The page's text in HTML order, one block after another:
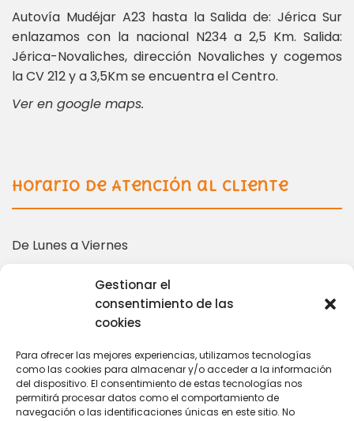
Gestionar el
consentimiento de las
cookies
Para ofrecer las mejores experiencias, utilizamos tecnologías
como las cookies para almacenar y/o acceder a la información
del dispositivo. El consentimiento de estas tecnologías nos
permitirá procesar datos como el comportamiento de
navegación o las identificaciones únicas en este sitio. No
Autovía Mudéjar A23 hasta la Salida de: Jérica Sur
enlazamos con la nacional N234 a 2,5 Km. Salida:
Jérica-Novaliches, dirección Novaliches y cogemos
la CV 212 y a 3,5Km se encuentra el Centro.
Ver en google maps.
Horario de Atención al Cliente
De Lunes a Viernes
Más información en:
coordinacion@tarihuela.com
671 509 522